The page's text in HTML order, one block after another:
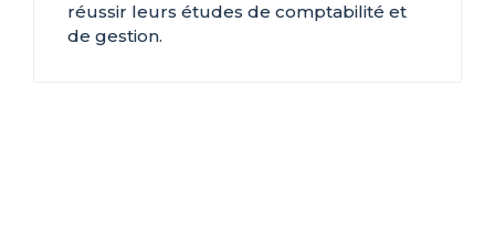
réussir leurs études de comptabilité et
de gestion.